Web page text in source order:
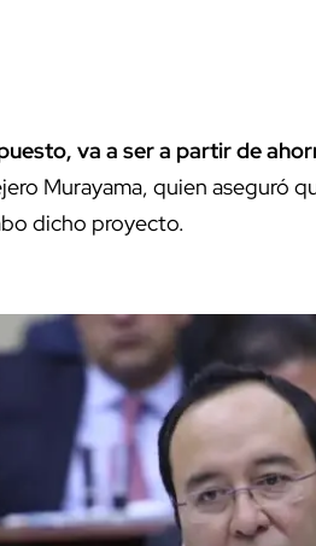
va a ser a partir de
Murayama, quien aseguró
dicho proyecto.